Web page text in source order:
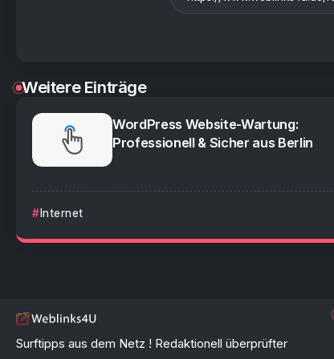
Weitere Einträge
WordPress Website-Wartung:
Professionell & Sicher aus Berlin
Internet
Surftipps aus dem Netz ! Redaktionell überprüfter